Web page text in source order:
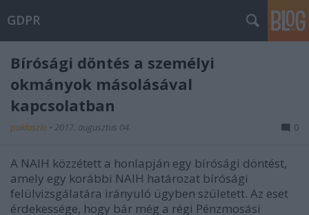
GDPR
Bírósági döntés a személyi
okmányok másolásával
kapcsolatban
poklaszlo • 2017. augusztus 04. 0
A NAIH közzétett a honlapján egy bírósági döntést,
amely egy korábbi NAIH határozat bírósági
felülvizsgálatára irányuló ügyben született. Az eset
érdekessége, hogy bár még a régi Pénzmosási